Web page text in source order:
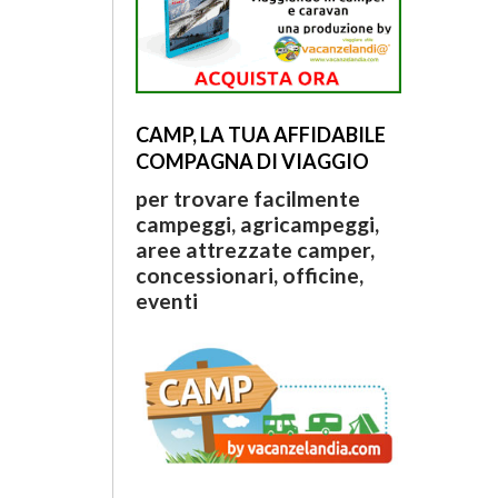
CAMP, LA TUA AFFIDABILE
COMPAGNA DI VIAGGIO
per trovare facilmente
campeggi, agricampeggi,
aree attrezzate camper,
concessionari, officine,
eventi